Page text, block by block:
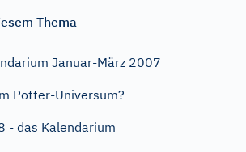
Thema
Januar-März 2007
Potter-Universum?
- das Kalendarium